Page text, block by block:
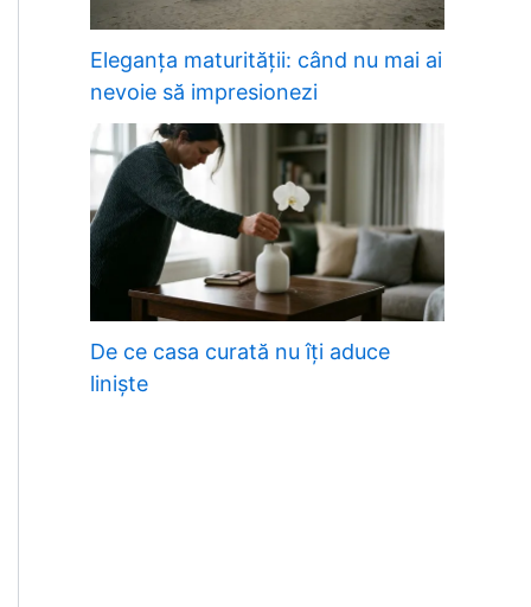
Eleganța maturității: când nu mai ai
nevoie să impresionezi
De ce casa curată nu îți aduce
liniște